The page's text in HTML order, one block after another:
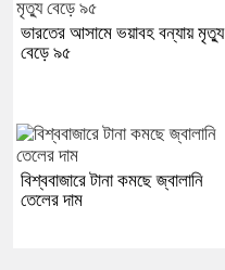
ভারতের আসামে ভয়াবহ বন্যায় মৃত্যু
বেড়ে ৯৫
বিশ্ববাজারে টানা কমছে জ্বালানি
তেলের দাম